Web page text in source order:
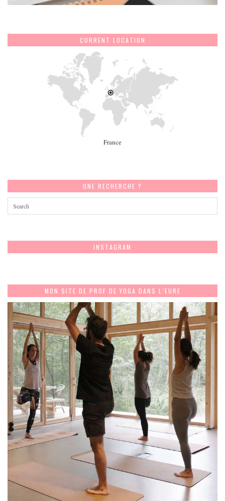
CURRENT LOCATION
France
UNE RECHERCHE ?
INSTAGRAM
MON SITE DE PROF DE YOGA DANS L’EURE